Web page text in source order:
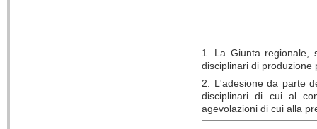
1. La Giunta regionale,
disciplinari di produzione
2. L'adesione da parte
disciplinari di cui al
agevolazioni di cui alla